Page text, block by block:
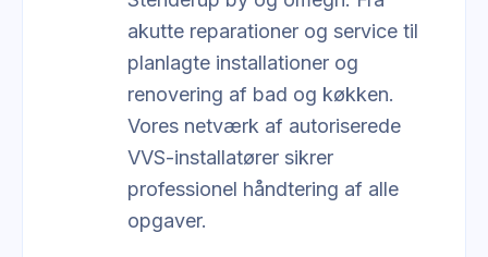
akutte reparationer og service til
planlagte installationer og
renovering af bad og køkken.
Vores netværk af autoriserede
VVS-installatører sikrer
professionel håndtering af alle
opgaver.